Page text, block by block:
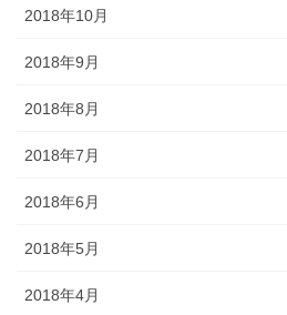
2018年10月
2018年9月
2018年8月
2018年7月
2018年6月
2018年5月
2018年4月